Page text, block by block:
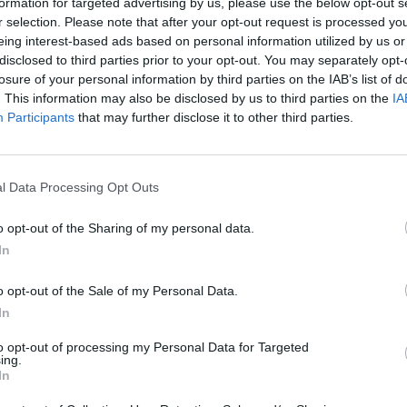
selection. Please note that after your opt-out request is processed
interest-based ads based on personal information utilized by us
to third parties prior to your opt-out. You may separately
of your personal information by third parties on the IAB’s list of
This information may also be disclosed by us to third parties on the
Participants that may further disclose it to other third parties.
Data Processing Opt Outs
opt-out of the Sharing of my personal data.
opt-out of the Sale of my Personal Data.
opt-out of processing my Personal Data for Targeted
15/02/2017 - 02:00
2 3 Επόμενο Τέλος
2 από 3